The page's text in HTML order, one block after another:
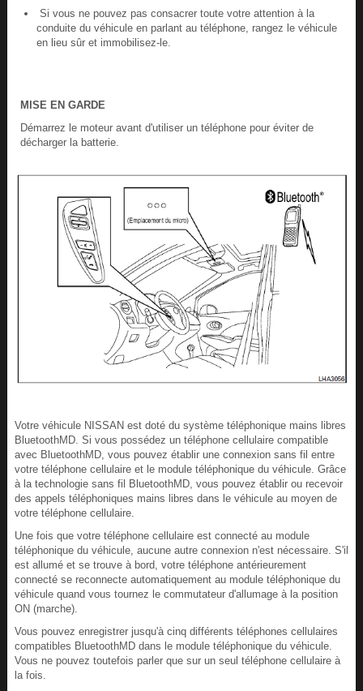
Si vous ne pouvez pas consacrer toute votre attention à la
conduite du véhicule en parlant au téléphone, rangez le véhicule
en lieu sûr et immobilisez-le.
MISE EN GARDE
Démarrez le moteur avant d'utiliser un téléphone pour éviter de
décharger la batterie.
Votre véhicule NISSAN est doté du système téléphonique mains libres
BluetoothMD. Si vous possédez un téléphone cellulaire compatible
avec BluetoothMD, vous pouvez établir une connexion sans fil entre
votre téléphone cellulaire et le module téléphonique du véhicule. Grâce
à la technologie sans fil BluetoothMD, vous pouvez établir ou recevoir
des appels téléphoniques mains libres dans le véhicule au moyen de
votre téléphone cellulaire.
Une fois que votre téléphone cellulaire est connecté au module
téléphonique du véhicule, aucune autre connexion n'est nécessaire. S'il
est allumé et se trouve à bord, votre téléphone antérieurement
connecté se reconnecte automatiquement au module téléphonique du
véhicule quand vous tournez le commutateur d'allumage à la position
ON (marche).
Vous pouvez enregistrer jusqu'à cinq différents téléphones cellulaires
compatibles BluetoothMD dans le module téléphonique du véhicule.
Vous ne pouvez toutefois parler que sur un seul téléphone cellulaire à
la fois.